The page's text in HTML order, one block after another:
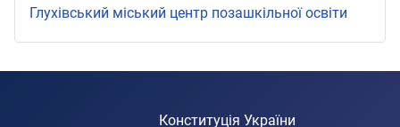
Глухівський міський центр позашкільної освіти
Конституція України